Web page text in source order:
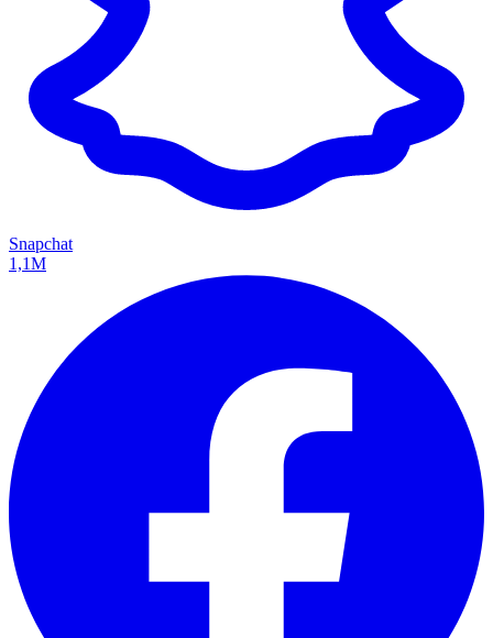
Snapchat
1,1M